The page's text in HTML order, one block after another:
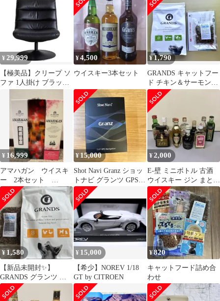
旧車 USDM
ットレス
¥ 29,999
【極美品】クリープ ソ
ファ 1人掛け ブラック
¥4,500
ウイスキー3本セット
¥1,790
GRANDS キャットフー
ド チキン＆サーモン
500gと試供品
¥ 16,999
アマハガン ウイスキ
ー 2本セット
AMAHAGAN 長浜蒸溜
所
¥ 15,000
Shot Navi Granz ショッ
トナビ グランツ GPSゴ
ルフナビ
¥2,000
E-壁 ミニボトル 古酒
ウイスキー ジン まとめ
売り 11本セット J&B
¥ 1,580
【新品未開封✨】
GRANDS グランツ ド
ッグフード チキン＆ダ
ッグ 600g
¥ 15,000
【希少】NOREV 1/18
GT by CITROEN
¥820
キャットフード詰め合
わせ